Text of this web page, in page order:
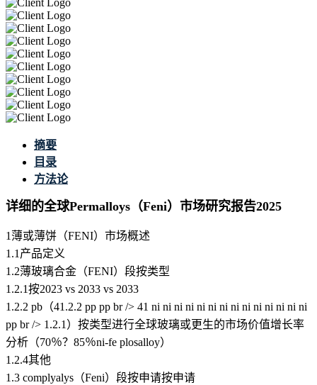
摘要
目录
方法论
详细的全球Permalloys（Feni）市场研究报告2025
1薄或薄饼（FENI）市场概述
1.1产品定义
1.2薄玻璃合金（FENI）段按类型
1.2.1按2023 vs 2033 vs 2033
1.2.2 pb（41.2.2 pp pp br /> 41 ni ni ni ni ni ni ni ni ni ni ni ni ni ni
pp br /> 1.2.1）按类型进行全球玻璃或更生的市场价值增长率
分析（70％？85％ni-fe plosalloy）
1.2.4其他
1.3 complyalys（Feni）段按申请按申请